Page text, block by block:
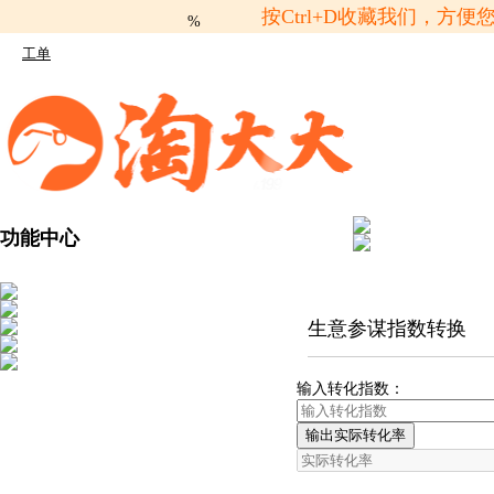
按Ctrl+D收藏我们，方便
工单
功能中心
生意参谋指数转换
输入转化指数：
输出实际转化率
%